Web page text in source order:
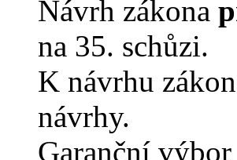
Návrh zákona
na 35. schůzi.
K návrhu
návrhy.
Garanční